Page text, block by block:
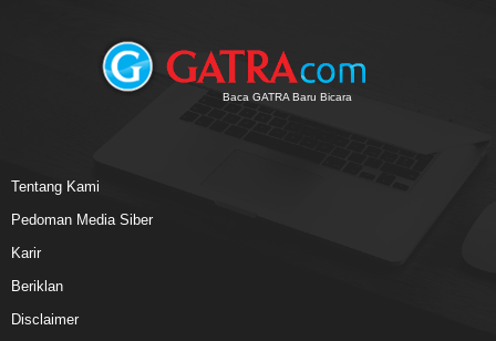
Baca GATRA Baru Bicara
Tentang Kami
Pedoman Media Siber
Karir
Beriklan
Disclaimer